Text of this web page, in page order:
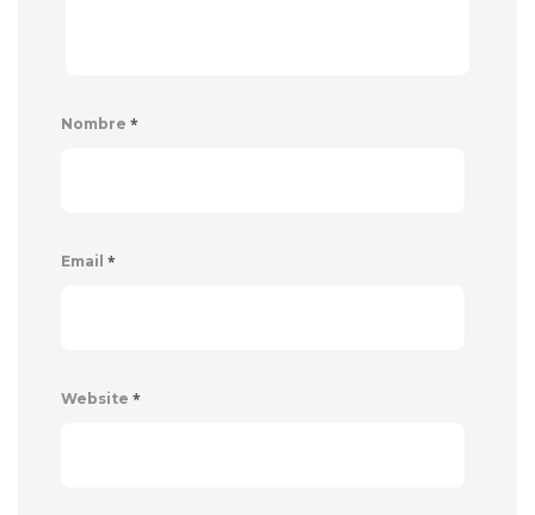
Nombre *
Email *
Website *